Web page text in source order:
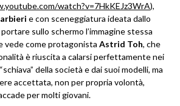
watch?v=7HkKEJz3WrA),
e con sceneggiatura ideata dallo
sullo schermo l’immagine stessa
vede come protagonista Astrid Toh, che
è riuscita a calarsi perfettamente nei
della società e dai suoi modelli, ma
accettata, non per propria volontà,
per molti giovani.